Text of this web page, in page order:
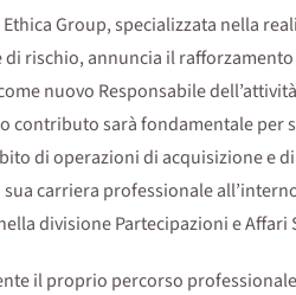
Group, specializzata nella
rischio, annuncia il
nuovo Responsabile
contributo sarà fondamentale
di operazioni di acquisizione e
carriera professionale
divisione Partecipazioni e Affari
il proprio percorso